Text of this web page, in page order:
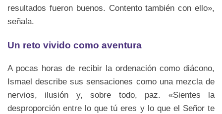
resultados fueron buenos. Contento también con ello»,
señala.
Un reto vivido como aventura
A pocas horas de recibir la ordenación como diácono,
Ismael describe sus sensaciones como una mezcla de
nervios, ilusión y, sobre todo, paz. «Sientes la
desproporción entre lo que tú eres y lo que el Señor te